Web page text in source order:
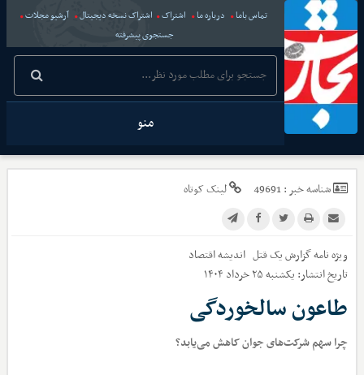
تماس باما درباره ما اشتراک اشتراک نسخه دیجیتال
آرشیو مجلات
جستجوی پیشرفته
منو
شناسه خبر :49691 لینک کوتاه
ویژه نامه گزارش یک قتل اندیشه اقتصاد
تاریخ انتشار: یکشنبه ۲۵ خرداد ۱۴۰۴
طاعون سالخوردگی
چرا سهم شرکت‌های جوان کاهش می‌یابد؟